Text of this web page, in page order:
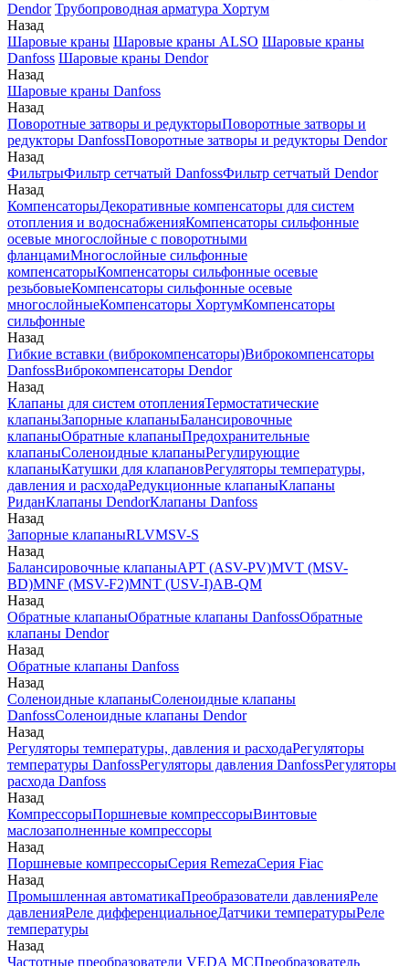
Dendor Трубопроводная арматура Хортум
Назад
Шаровые краны Шаровые краны ALSO Шаровые краны
Danfoss Шаровые краны Dendor
Назад
Шаровые краны Danfoss
Назад
Поворотные затворы и редукторыПоворотные затворы и
редукторы DanfossПоворотные затворы и редукторы Dendor
Назад
ФильтрыФильтр сетчатый DanfossФильтр сетчатый Dendor
Назад
КомпенсаторыДекоративные компенсаторы для систем
отопления и водоснабженияКомпенсаторы сильфонные
осевые многослойные с поворотными
фланцамиМногослойные сильфонные
компенсаторыКомпенсаторы сильфонные осевые
резьбовыеКомпенсаторы сильфонные осевые
многослойныеКомпенсаторы ХортумКомпенсаторы
сильфонные
Назад
Гибкие вставки (виброкомпенсаторы)Виброкомпенсаторы
DanfossВиброкомпенсаторы Dendor
Назад
Клапаны для систем отопленияТермостатические
клапаныЗапорные клапаныБалансировочные
клапаныОбратные клапаныПредохранительные
клапаныСоленоидные клапаныРегулирующие
клапаныКатушки для клапановРегуляторы температуры,
давления и расходаРедукционные клапаныКлапаны
РиданКлапаны DendorКлапаны Danfoss
Назад
Запорные клапаныRLVMSV-S
Назад
Балансировочные клапаныAPT (ASV-PV)MVT (MSV-
BD)MNF (MSV-F2)MNT (USV-I)AB-QM
Назад
Обратные клапаныОбратные клапаны DanfossОбратные
клапаны Dendor
Назад
Обратные клапаны Danfoss
Назад
Соленоидные клапаныСоленоидные клапаны
DanfossСоленоидные клапаны Dendor
Назад
Регуляторы температуры, давления и расходаРегуляторы
температуры DanfossРегуляторы давления DanfossРегуляторы
расхода Danfoss
Назад
КомпрессорыПоршневые компрессорыВинтовые
маслозаполненные компрессоры
Назад
Поршневые компрессорыСерия RemezaСерия Fiac
Назад
Промышленная автоматикаПреобразователи давленияРеле
давленияРеле дифференциальноеДатчики температурыРеле
температуры
Назад
Частотные преобразователи VEDA MCПреобразователь